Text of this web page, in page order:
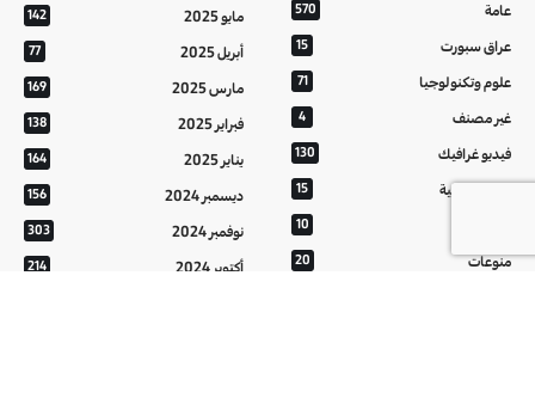
عامة 570
عراق سبورت 15
علوم وتكنولوجيا 71
غير مصنف 4
فيديو غرافيك 130
معالم عراقية 15
10
منوعات 20
مايو 2025 142
أبريل 2025 77
مارس 2025 169
فبراير 2025 138
يناير 2025 164
ديسمبر 2024 156
نوفمبر 2024 303
أكتوبر 2024 214